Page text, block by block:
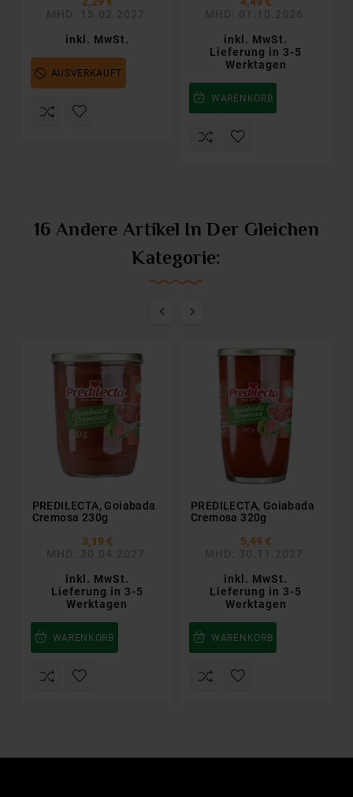
inkl. MwSt.
AUSVERKAUFT
inkl. MwSt.
Lieferung in 3-5
Werktagen
WARENKORB
16 Andere Artikel In Der Gleichen
Kategorie:
 
PREDILECTA, Goiabada
Cremosa 230g
3,19 €
inkl. MwSt.
Lieferung in 3-5
Werktagen
WARENKORB
PREDILECTA, Goiabada
Cremosa 320g
5,49 €
inkl. MwSt.
Lieferung in 3-5
Werktagen
WARENKORB